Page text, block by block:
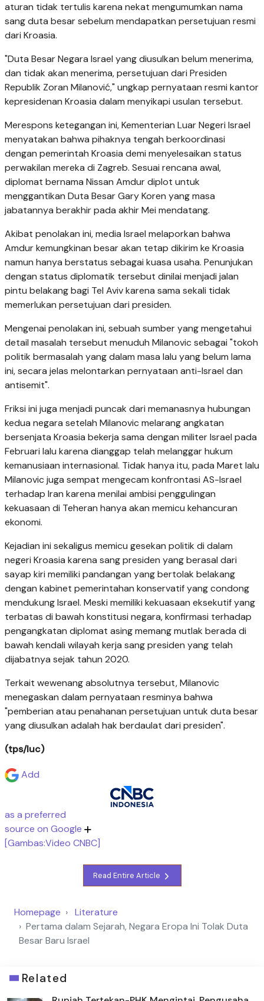
aturan tidak tertulis karena nekat mengumumkan nama
sang duta besar sebelum mendapatkan persetujuan resmi
dari Kroasia.
"Duta Besar Negara Israel yang diusulkan belum menerima,
dan tidak akan menerima, persetujuan dari Presiden
Republik Zoran Milanović," ungkap pernyataan resmi kantor
kepresidenan Kroasia dalam menyikapi usulan tersebut.
Merespons ketegangan ini, Kementerian Luar Negeri Israel
menyatakan bahwa pihaknya tengah berkoordinasi
dengan pemerintah Kroasia demi menyelesaikan status
perwakilan mereka di Zagreb. Sesuai rencana awal,
diplomat bernama Nissan Amdur diplot untuk
menggantikan Duta Besar Gary Koren yang masa
jabatannya berakhir pada akhir Mei mendatang.
Akibat penolakan ini, media Israel melaporkan bahwa
Amdur kemungkinan besar akan tetap dikirim ke Kroasia
namun hanya berstatus sebagai kuasa usaha. Penunjukan
dengan status diplomatik tersebut dinilai menjadi jalan
pintu belakang bagi Tel Aviv karena sama sekali tidak
memerlukan persetujuan dari presiden.
Mengenai penolakan ini, sebuah sumber yang mengetahui
detail masalah tersebut menuduh Milanovic sebagai "tokoh
politik bermasalah yang dalam masa lalu yang belum lama
ini, secara jelas melontarkan pernyataan anti-Israel dan
antisemit".
Friksi ini juga menjadi puncak dari memanasnya hubungan
kedua negara setelah Milanovic melarang angkatan
bersenjata Kroasia bekerja sama dengan militer Israel pada
Februari lalu karena dianggap telah melanggar hukum
kemanusiaan internasional. Tidak hanya itu, pada Maret lalu
Milanovic juga sempat mengecam konfrontasi AS-Israel
terhadap Iran karena menilai ambisi penggulingan
kekuasaan di Teheran hanya akan memicu kehancuran
ekonomi.
Kejadian ini sekaligus memicu gesekan politik di dalam
negeri Kroasia karena sang presiden yang berasal dari
sayap kiri memiliki pandangan yang bertolak belakang
dengan kabinet pemerintahan konservatif yang condong
mendukung Israel. Meski memiliki kekuasaan eksekutif yang
terbatas di bawah konstitusi negara, konfirmasi terhadap
pengangkatan diplomat asing memang mutlak berada di
bawah kendali wilayah kerja sang presiden yang telah
dijabatnya sejak tahun 2020.
Terkait wewenang absolutnya tersebut, Milanovic
menegaskan dalam pernyataan resminya bahwa
"pemberian atau penahanan persetujuan untuk duta besar
yang diusulkan adalah hak berdaulat dari presiden".
(tps/luc)
Add
as a preferred
source on Google
[Gambas:Video CNBC]
Read Entire Article
Homepage
Literature
Pertama dalam Sejarah, Negara Eropa Ini Tolak Duta
Besar Baru Israel
Related